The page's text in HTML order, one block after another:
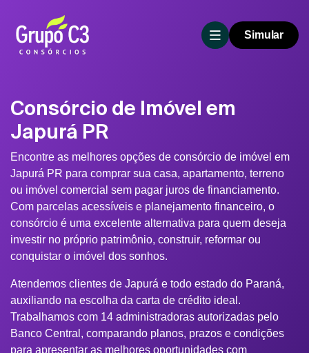
Simular
Consórcio de Imóvel em
Japurá PR
Encontre as melhores opções de consórcio de imóvel em
Japurá PR para comprar sua casa, apartamento, terreno
ou imóvel comercial sem pagar juros de financiamento.
Com parcelas acessíveis e planejamento financeiro, o
consórcio é uma excelente alternativa para quem deseja
investir no próprio patrimônio, construir, reformar ou
conquistar o imóvel dos sonhos.
Atendemos clientes de Japurá e todo estado do Paraná,
auxiliando na escolha da carta de crédito ideal.
Trabalhamos com 14 administradoras autorizadas pelo
Banco Central, comparando planos, prazos e condições
para apresentar as melhores oportunidades com